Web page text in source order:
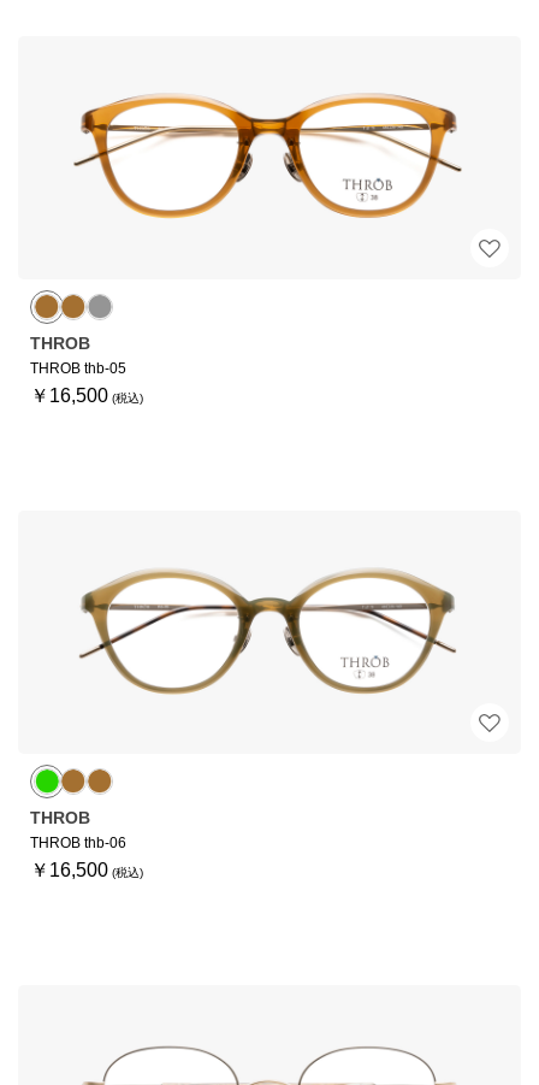
THROB
THROB thb-05
￥16,500
THROB
THROB thb-06
￥16,500